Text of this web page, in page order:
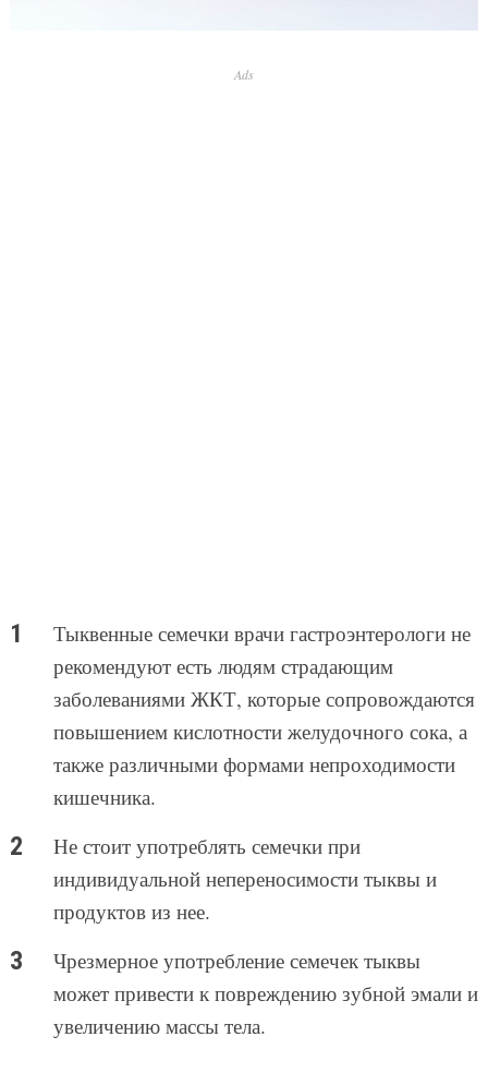
Ads
Тыквенные семечки врачи гастроэнтерологи не
рекомендуют есть людям страдающим
заболеваниями ЖКТ, которые сопровождаются
повышением кислотности желудочного сока, а
также различными формами непроходимости
кишечника.
Не стоит употреблять семечки при
индивидуальной непереносимости тыквы и
продуктов из нее.
Чрезмерное употребление семечек тыквы
может привести к повреждению зубной эмали и
увеличению массы тела.